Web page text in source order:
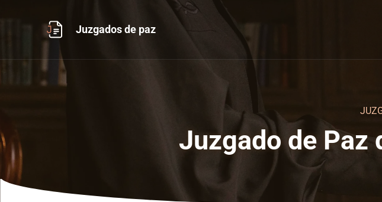
Juzgados de paz
Juzgado de Paz